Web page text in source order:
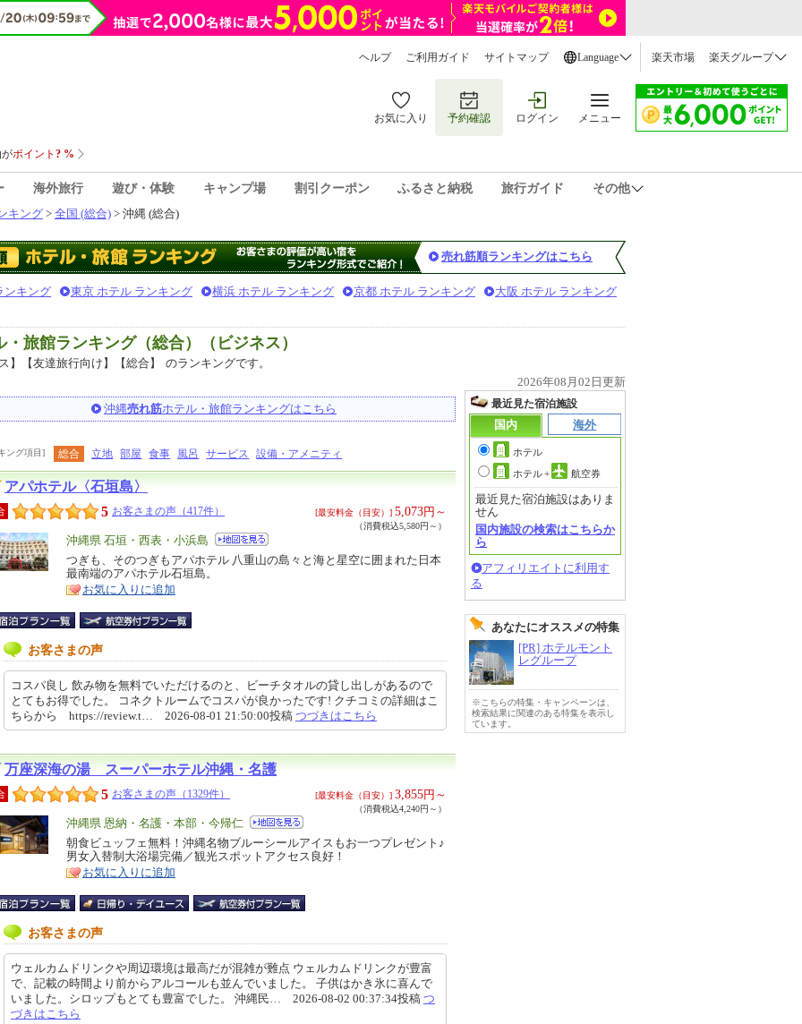
ヘルプ ご利用ガイド サイトマップ Language 楽天市場 楽天グループ
お気に入り 予約確認 ログイン メニュー
海外旅行 遊び・体験 キャンプ場 割引クーポン ふるさと納税 旅行ガイド
その他
キング > 全国 (総合) > 沖縄 (総合)
売れ筋順ランキングはこちら
ンキング 東京 ホテル ランキング 横浜 ホテル ランキング 京都 ホテル ランキング 大阪 ホテル ランキング
旅館ランキング（総合）（ビジネス）
】【友達旅行向け】【総合】
のランキングです。
2026年08月02日更新
沖縄売れ筋ホテル・旅館ランキングはこちら
ング項目] 総合 立地 部屋 食事 風呂 サービス 設備・アメニティ
アパホテル〈石垣島〉
5 お客さまの声（417件） [最安料金（目安）] 5,073円～
（消費税込5,580円～）
エ
リ
ア
沖縄県 石垣・西表・小浜島
特
徴
つぎも、そのつぎもアパホテル 八重山の島々と海と星空に囲まれた日本
最南端のアパホテル石垣島。
お気に入りに追加
お客さまの声
コスパ良し 飲み物を無料でいただけるのと、ビーチタオルの貸し出しがあるので
とてもお得でした。 コネクトルームでコスパが良かったです! クチコミの詳細はこ
ちらから https://review.t… 2026-08-01 21:50:00投稿 つづきはこちら
万座深海の湯 スーパーホテル沖縄・名護
5 お客さまの声（1329件） [最安料金（目安）] 3,855円～
（消費税込4,240円～）
エ
リ
ア
沖縄県 恩納・名護・本部・今帰仁
特
徴
朝食ビュッフェ無料！沖縄名物ブルーシールアイスもお一つプレゼント♪
男女入替制大浴場完備／観光スポットアクセス良好！
お気に入りに追加
お客さまの声
ウェルカムドリンクや周辺環境は最高だが混雑が難点 ウェルカムドリンクが豊富
で、記載の時間より前からアルコールも並んでいました。 子供はかき氷に喜んで
いました。シロップもとても豊富でした。 沖縄民… 2026-08-02 00:37:34投稿 つ
づきはこちら
最近見た宿泊施設
国内
海外
ホテル
ホテル+ 航空券
最近見た宿泊施設はありま
せん
国内施設の検索はこちらか
ら
アフィリエイトに利用す
る
あなたにオススメの特集
[PR] ホテルモント
レグループ
※こちらの特集・キャンペーンは、
検索結果に関連のある特集を表示し
ています。